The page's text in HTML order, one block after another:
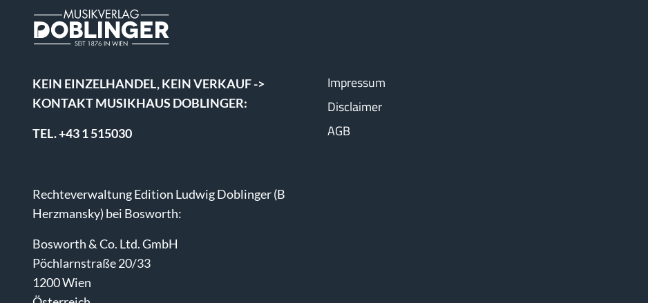
KEIN EINZELHANDEL, KEIN VERKAUF ->
KONTAKT MUSIKHAUS DOBLINGER:
TEL. +43 1 515030
Rechteverwaltung Edition Ludwig Doblinger (B
Herzmansky) bei Bosworth:
Bosworth & Co. Ltd. GmbH
Pöchlarnstraße 20/33
1200 Wien
Impressum
Disclaimer
AGB